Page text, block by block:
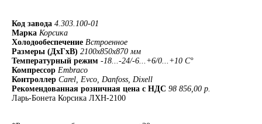
Код завода 4.303.100-01
Марка Корсика
Холодообеспечение Встроенное
Размеры (ДхГхВ) 2100х850х870 мм
Температурный режим -18...-24/-6...+6/0...+10 C°
Компрессор Embraco
Контроллер Carel, Evco, Danfoss, Dixell
Рекомендованная розничная цена с НДС 98 856,00 р.
Ларь-Бонета Корсика ЛХН-2100